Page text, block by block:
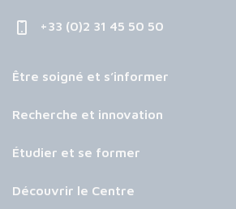
+33 (0)2 31 45 50 50
Être soigné et s’informer
Recherche et innovation
Étudier et se former
Découvrir le Centre